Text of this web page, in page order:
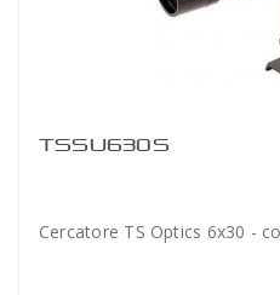
TSSU630S
Cercatore TS Optics 6x30 -